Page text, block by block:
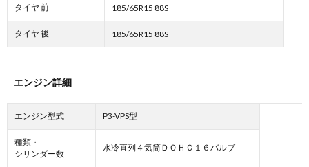
タイヤ 前 185/65R15 88S
タイヤ 後 185/65R15 88S
エンジン詳細
エンジン型式 P3-VPS型
種類・
シリンダー数
水冷直列４気筒ＤＯＨＣ１６バルブ